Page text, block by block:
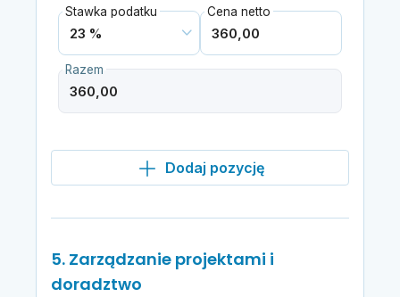
Stawka podatku Cena netto
Razem
Dodaj pozycję
5. Zarządzanie projektami i
doradztwo